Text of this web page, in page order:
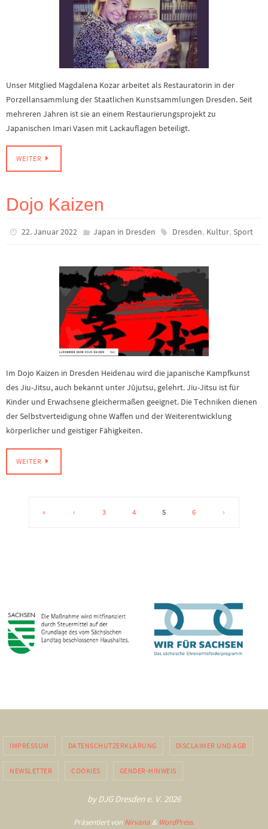
Unser Mitglied Magdalena Kozar arbeitet als Restauratorin in der
Porzellansammlung der Staatlichen Kunstsammlungen Dresden. Seit
mehreren Jahren ist sie an einem Restaurierungsprojekt zu
Japanischen Imari Vasen mit Lackauflagen beteiligt.
WEITER
Dojo Kaizen
22. Januar 2022 Japan in Dresden Dresden, Kultur, Sport
Im Dojo Kaizen in Dresden Heidenau wird die japanische Kampfkunst
des Jiu-Jitsu, auch bekannt unter Jūjutsu, gelehrt. Jiu-Jitsu ist für
Kinder und Erwachsene gleichermaßen geeignet. Die Techniken dienen
der Selbstverteidigung ohne Waffen und der Weiterentwicklung
körperlicher und geistiger Fähigkeiten.
WEITER
« ‹ 3 4 5 6 ›
IMPRESSUM DATENSCHUTZERKLÄRUNG DISCLAIMER UND AGB
NEWSLETTER COOKIES GENDER-HINWEIS
by DJG Dresden e. V. 2026
Präsentiert von Nirvana & WordPress.